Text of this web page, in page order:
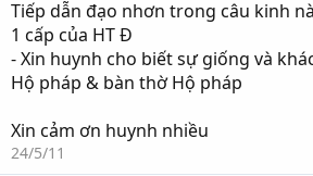
Tiếp dẫn đạo nhơn trong câu kinh
1 cấp của HT Đ
- Xin huynh cho biết sự giống và
Hộ pháp & bàn thờ Hộ pháp
Xin cảm ơn huynh nhiều
24/5/11